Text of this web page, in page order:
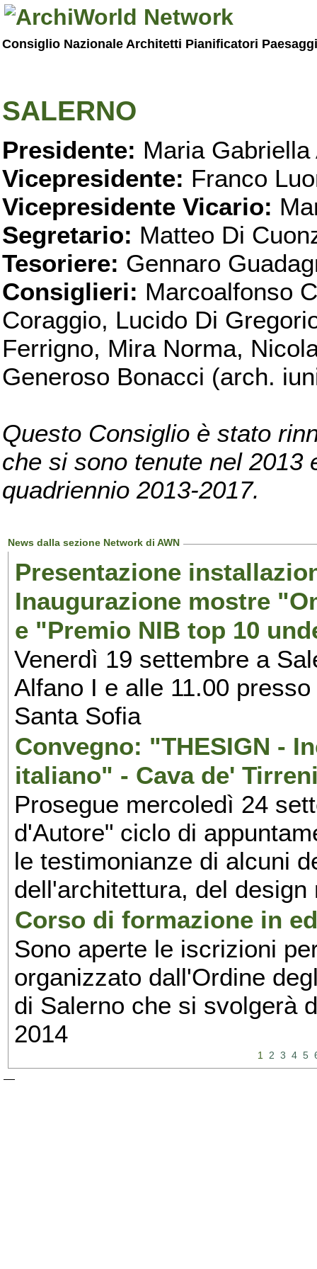
Consiglio Nazionale Architetti Pianificatori
SALERNO
Presidente: Maria Gabriella
Vicepresidente: Franco
Vicepresidente Vicario:
Segretario: Matteo Di
Tesoriere: Gennaro
Consiglieri: Marcoalfonso
Coraggio, Lucido Di
Ferrigno, Mira Norma,
Generoso Bonacci (arch.
Questo Consiglio è stato
che si sono tenute nel 2013
quadriennio 2013-2017.
News dalla sezione Network di AWN
Presentazione
Inaugurazione mostre
e "Premio NIB top 10
Venerdì 19 settembre a
Alfano I e alle 11.00
Santa Sofia
Convegno: "THESIGN -
italiano" - Cava de'
Prosegue mercoledì 24
d'Autore" ciclo di
le testimonianze di alcuni
dell'architettura, del
Corso di formazione in
Sono aperte le iscrizioni
organizzato dall'Ordine
di Salerno che si svolgerà
2014
1 2 3 4 5